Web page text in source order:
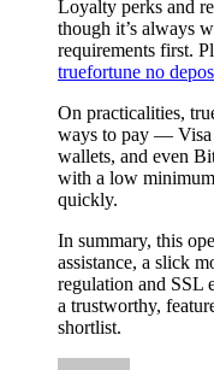
Loyalty perks and
though it’s always
requirements first.
truefortune no
On practicalities,
ways to pay — Visa
wallets, and even
with a low
quickly.
In summary, this
assistance, a slick
regulation and SSL
a trustworthy,
shortlist.